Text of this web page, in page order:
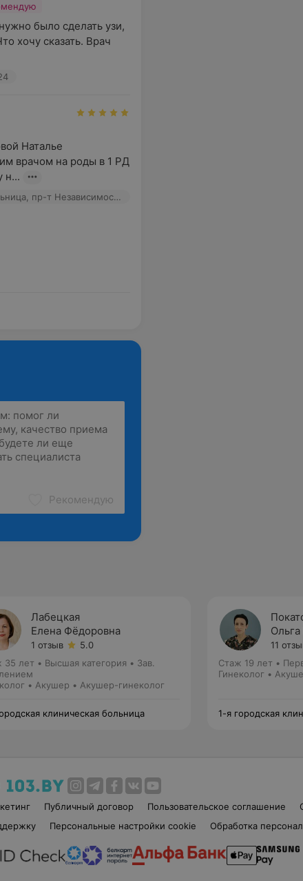
было сделать узи,
хочу сказать. Врач
Наталье
врачом на роды в 1 РД
н...
1-я городская клиническая больница, пр-т Независимости, 64
Рекомендую
Лабецкая
Елена Фёдоровна
1 отзыв
5.0
35 лет • Высшая категория • Зав.
• Акушер • Акушер-гинеколог
клиническая больница
11
Стаж 19 лет •
Гинеколог •
1-я городская
Публичный договор Пользовательское соглашение
Персональные настройки cookie Обработка